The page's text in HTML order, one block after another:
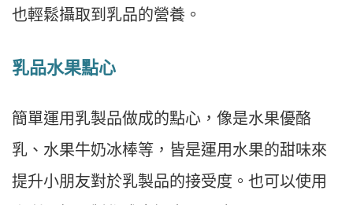
也輕鬆攝取到乳品的營養。
乳品水果點心
簡單運用乳製品做成的點心，像是水果優酪
乳、水果牛奶冰棒等，皆是運用水果的甜味來
提升小朋友對於乳製品的接受度。也可以使用